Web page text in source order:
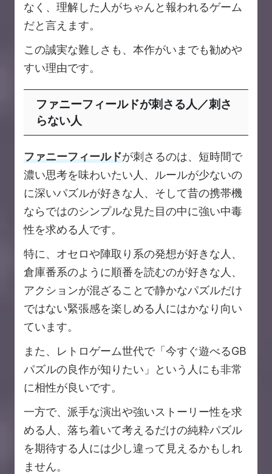
なく、理解した人がちゃんと報われるゲーム
だと言えます。
この誠実な難しさも、本作がいまでも勧めや
すい理由です。
ファニーフィールドが刺さる人／刺さ
らない人
ファニーフィールドが刺さるのは、短時間で
濃い思考を味わいたい人、ルールが少ないの
に深いパズルが好きな人、そして昔の携帯機
ならではのシンプルな見た目の中に強い中毒
性を求める人です。
特に、オセロや陣取り系の発想が好きな人、
倉庫番系のように順番を読むのが好きな人、
アクションが混ざることで静かなパズルだけ
ではない緊張感を楽しめる人にはかなり向い
ています。
また、レトロゲーム世代で「今すぐ遊べるGB
パズルの良作が知りたい」という人にも非常
に相性が良いです。
一方で、派手な演出や強いストーリー性を求
める人、落ち着いて考えるだけの純粋パズル
を期待する人には少し違って見えるかもしれ
ません。